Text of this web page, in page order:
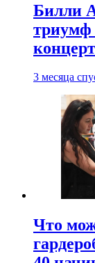
Билли
триумф
3 месяца
Что